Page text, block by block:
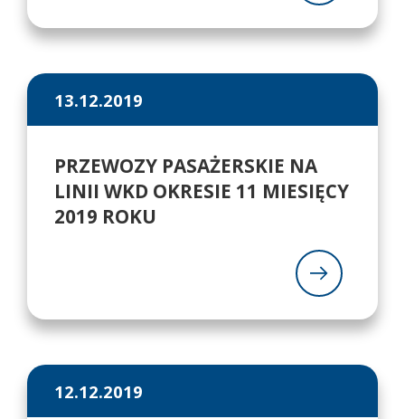
13.12.2019
PRZEWOZY PASAŻERSKIE NA
LINII WKD OKRESIE 11 MIESIĘCY
2019 ROKU
12.12.2019